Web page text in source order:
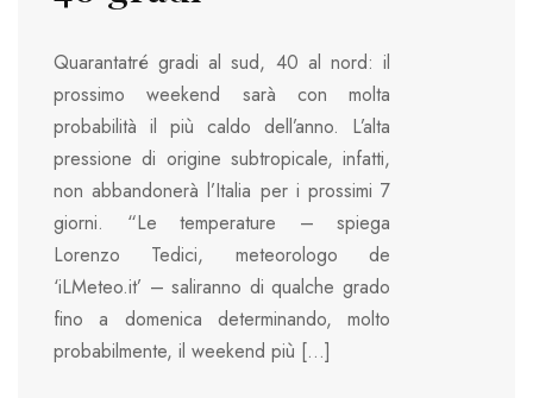
Quarantatré gradi al sud, 40 al nord: il
prossimo weekend sarà con molta
probabilità il più caldo dell’anno. L’alta
pressione di origine subtropicale, infatti,
non abbandonerà l’Italia per i prossimi 7
giorni. “Le temperature – spiega
Lorenzo Tedici, meteorologo de
‘iLMeteo.it’ – saliranno di qualche grado
fino a domenica determinando, molto
probabilmente, il weekend più […]